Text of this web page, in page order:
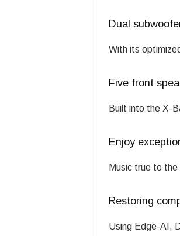
Dual
With its
Five front
Built into the X-
Enjoy
Music true to
Restoring
Using Edge-AI,